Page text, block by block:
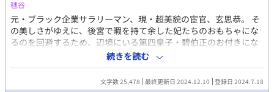
毬谷
元・ブラック企業サラリーマン、現・超美貌の宦官、玄思恭。 そ
の美しさがゆえに、後宮で暇を持て余した妃たちのおもちゃにな
るのを回避するため、辺境にいる第四皇子・碧伯正のお付きにな
ることを目指す。 ◆ 深夜。一日働いたくたくたの体で帰ってくる
とやっていたアニメ。 何の力も持たない少女がその明るく心優し
い性格だけで国を救い最後には皇妃になる話。 なんとなく毎週見
ていたアニメをその日も見ながら寝落ちした俺は、目が覚めると
続きを読む
文字数 25,478 最終更新日 2024.12.10 登録日 2024.7.18